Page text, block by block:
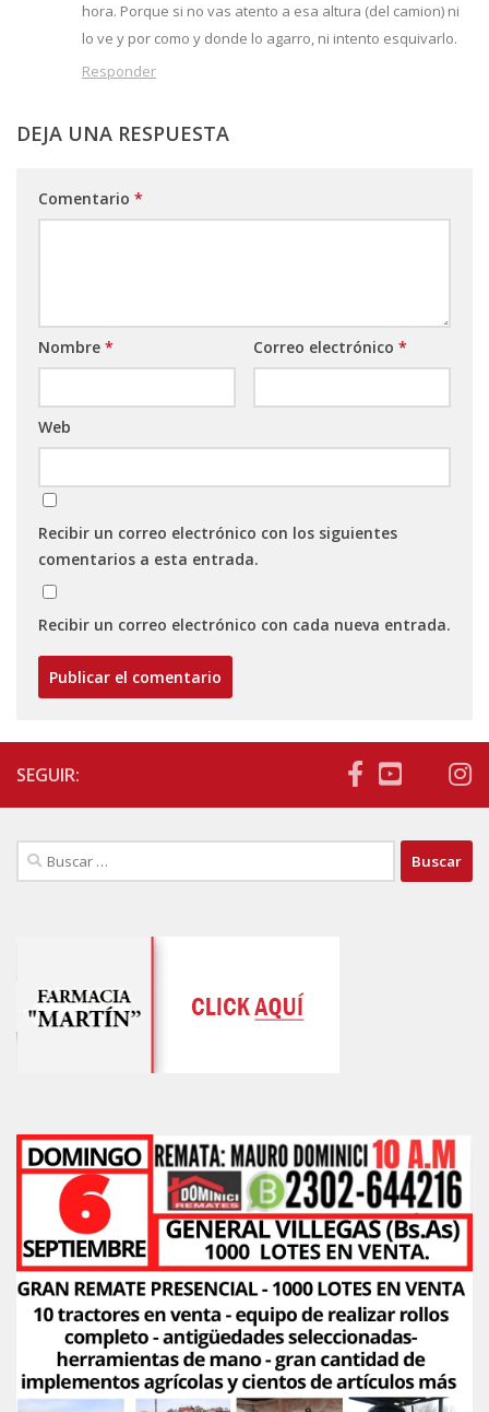
hora. Porque si no vas atento a esa altura (del camion) ni
lo ve y por como y donde lo agarro, ni intento esquivarlo.
Responder
DEJA UNA RESPUESTA
Comentario *
Nombre * Correo electrónico *
Web
Recibir un correo electrónico con los siguientes
comentarios a esta entrada.
Recibir un correo electrónico con cada nueva entrada.
SEGUIR:
Buscar: